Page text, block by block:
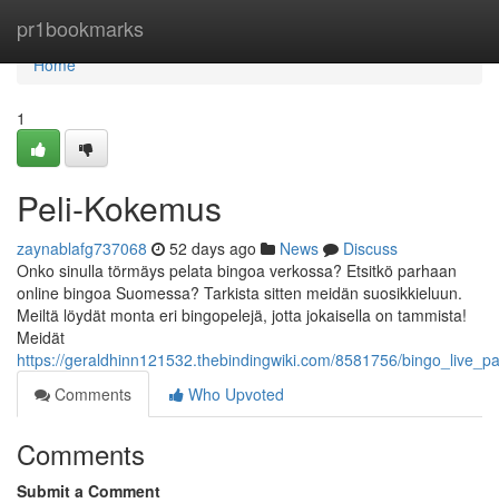
pr1bookmarks
Home
Home
1
Peli-Kokemus
zaynablafg737068 52 days ago News
Discuss
Onko sinulla törmäys pelata bingoa verkossa? Etsitkö parhaan
online bingoa Suomessa? Tarkista sitten meidän suosikkieluun.
Meiltä löydät monta eri bingopelejä, jotta jokaisella on tammista!
Meidät
https://geraldhinn121532.thebindingwiki.com/8581756/
Comments
Who Upvoted
Comments
Submit a Comment